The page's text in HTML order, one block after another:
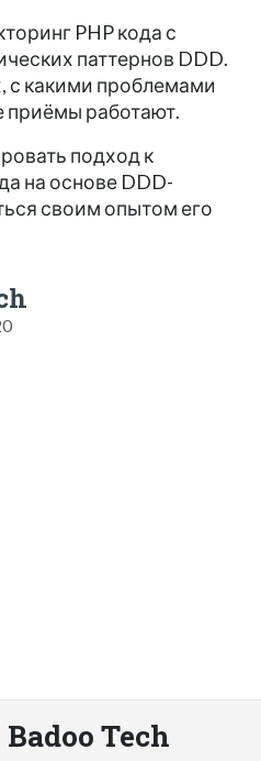
PHP кода с
паттернов DDD.
с какими проблемами
приёмы работают.
подход к
на основе DDD-
своим опытом его
Tech